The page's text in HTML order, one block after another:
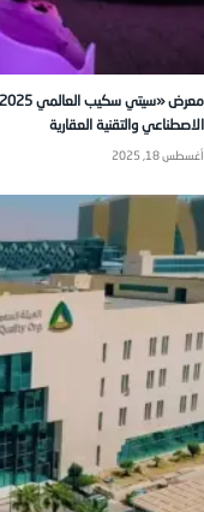
الاصطناعي والتقنية العقارية
أغسطس 18, 2025